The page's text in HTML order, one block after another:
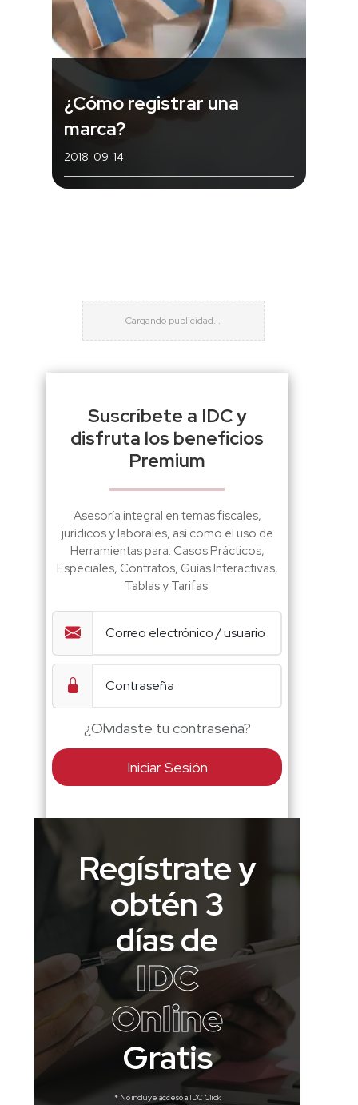
¿Cómo registrar una
marca?
2018-09-14
Suscríbete a IDC y
disfruta los beneficios
Premium
Asesoría integral en temas fiscales,
jurídicos y laborales, así como el uso de
Herramientas para: Casos Prácticos,
Especiales, Contratos, Guías Interactivas,
Tablas y Tarifas.
¿Olvidaste tu contraseña?
Iniciar Sesión
Regístrate y
obtén 3
días de
IDC
Online
Gratis
* No incluye acceso a IDC Click